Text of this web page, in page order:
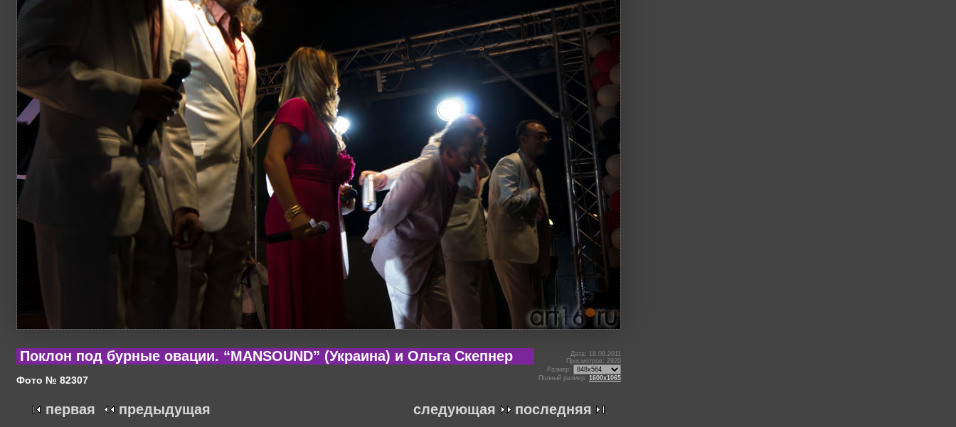
Поклон под бурные овации. “MANSOUND” (Украина) и Ольга Скепнер
Фото № 82307
Дата: 18.08.2011
Просмотров: 2920
Размер:
Полный размер: 1600x1065
следующая последняя
первая предыдущая